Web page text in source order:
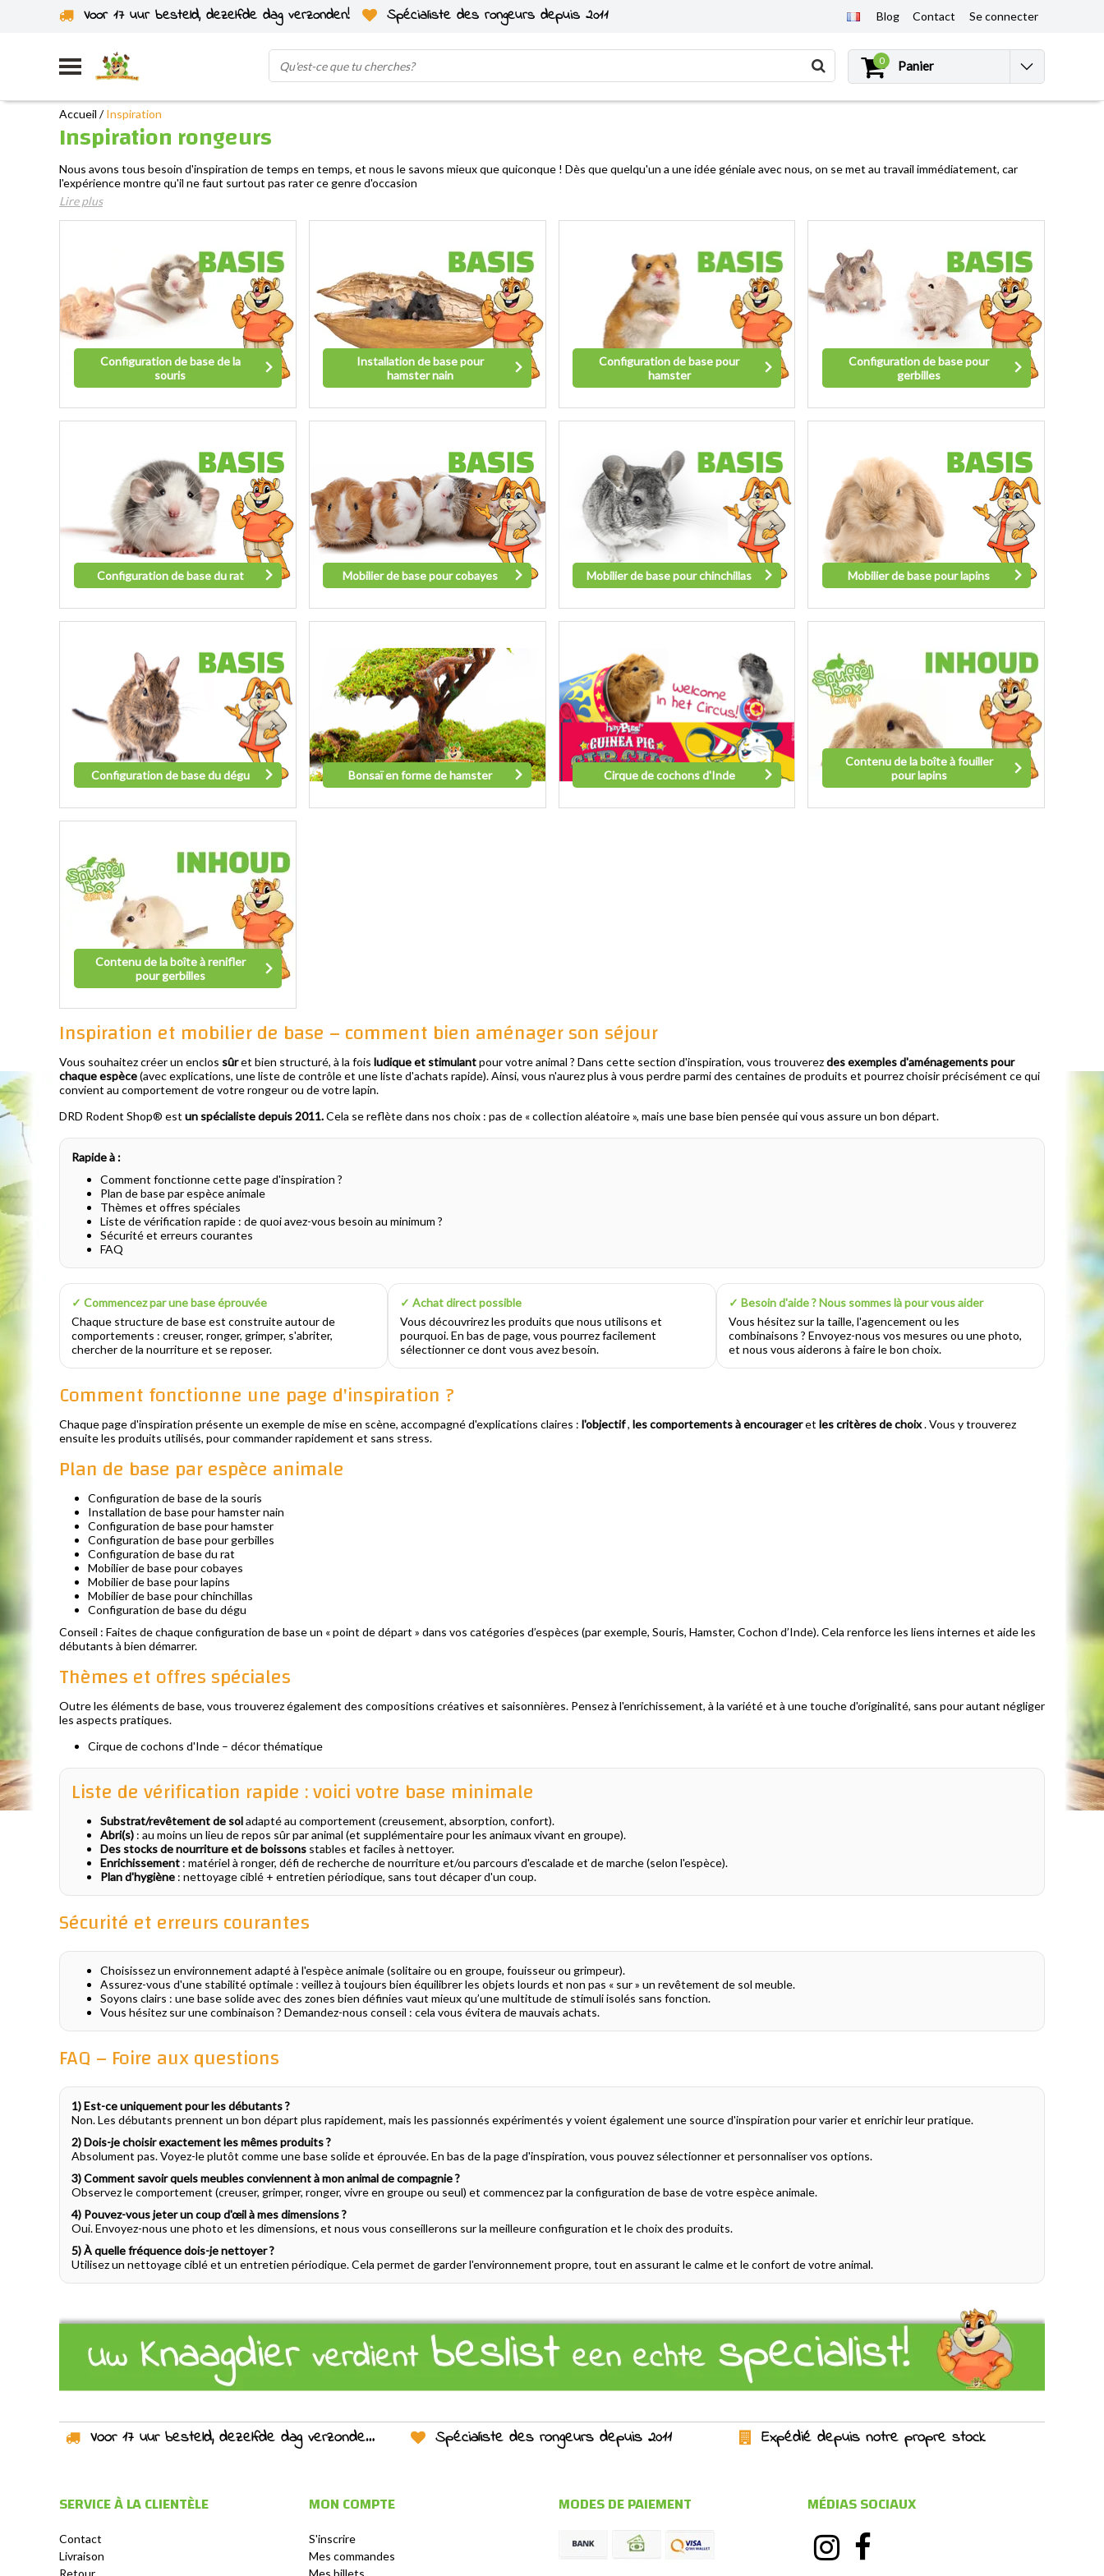
Voor 17 uur besteld, dezelfde dag verzonden!
Spécialiste des rongeurs depuis 2011
Expédié depuis notre propre stock
Blog Contact Se connecter
0 Panier
Accueil /Inspiration
Inspiration rongeurs
Nous avons tous besoin d'inspiration de temps en temps, et nous le savons mieux que quiconque ! Dès que quelqu'un a une idée géniale avec nous, on se met au travail immédiatement, car
l'expérience montre qu'il ne faut surtout pas rater ce genre d'occasion
Lire plus
Configuration de base de la
souris
Installation de base pour
hamster nain
Configuration de base pour
hamster
Configuration de base pour
gerbilles
Configuration de base du rat Mobilier de base pour cobayes Mobilier de base pour chinchillas Mobilier de base pour lapins
Configuration de base du dégu Bonsaï en forme de hamster Cirque de cochons d'Inde
Contenu de la boîte à fouiller
pour lapins
Contenu de la boîte à renifler
pour gerbilles
Inspiration et mobilier de base – comment bien aménager son séjour
Vous souhaitez créer un enclos sûret bien structuré, à la fois ludique et stimulantpour votre animal ? Dans cette section d'inspiration, vous trouverezdes exemples d'aménagements pour
chaque espèce(avec explications, une liste de contrôle et une liste d'achats rapide). Ainsi, vous n'aurez plus à vous perdre parmi des centaines de produits et pourrez choisir précisément ce qui
convient au comportement de votre rongeur ou de votre lapin.
DRD Rodent Shop® est un spécialiste depuis 2011.Cela se reflète dans nos choix : pas de « collection aléatoire », mais une base bien pensée qui vous assure un bon départ.
Rapide à :
Comment fonctionne cette page d'inspiration ?
Plan de base par espèce animale
Thèmes et offres spéciales
Liste de vérification rapide : de quoi avez-vous besoin au minimum ?
Sécurité et erreurs courantes
FAQ
✓ Commencez par une base éprouvée
Chaque structure de base est construite autour de
comportements : creuser, ronger, grimper, s'abriter,
chercher de la nourriture et se reposer.
✓ Achat direct possible
Vous découvrirez les produits que nous utilisons et
pourquoi. En bas de page, vous pourrez facilement
sélectionner ce dont vous avez besoin.
✓ Besoin d'aide ? Nous sommes là pour vous aider
Vous hésitez sur la taille, l'agencement ou les
combinaisons ? Envoyez-nous vos mesures ou une photo,
et nous vous aiderons à faire le bon choix.
Comment fonctionne une page d'inspiration ?
Chaque page d'inspiration présente un exemple de mise en scène, accompagné d'explications claires : l'objectif, les comportements à encourageret les critères de choix. Vous y trouverez
ensuite les produits utilisés, pour commander rapidement et sans stress.
Plan de base par espèce animale
Configuration de base de la souris
Installation de base pour hamster nain
Configuration de base pour hamster
Configuration de base pour gerbilles
Configuration de base du rat
Mobilier de base pour cobayes
Mobilier de base pour lapins
Mobilier de base pour chinchillas
Configuration de base du dégu
Conseil : Faites de chaque configuration de base un « point de départ » dans vos catégories d’espèces (par exemple, Souris, Hamster, Cochon d’Inde). Cela renforce les liens internes et aide les
débutants à bien démarrer.
Thèmes et offres spéciales
Outre les éléments de base, vous trouverez également des compositions créatives et saisonnières. Pensez à l'enrichissement, à la variété et à une touche d'originalité, sans pour autant négliger
les aspects pratiques.
Cirque de cochons d'Inde – décor thématique
Liste de vérification rapide : voici votre base minimale
Substrat/revêtement de soladapté au comportement (creusement, absorption, confort).
Abri(s) : au moins un lieu de repos sûr par animal (et supplémentaire pour les animaux vivant en groupe).
Des stocks de nourriture et de boissons stables et faciles à nettoyer.
Enrichissement : matériel à ronger, défi de recherche de nourriture et/ou parcours d'escalade et de marche (selon l'espèce).
Plan d'hygiène : nettoyage ciblé + entretien périodique, sans tout décaper d'un coup.
Sécurité et erreurs courantes
Choisissez un environnement adapté à l'espèce animale (solitaire ou en groupe, fouisseur ou grimpeur).
Assurez-vous d'une stabilité optimale : veillez à toujours bien équilibrer les objets lourds et non pas « sur » un revêtement de sol meuble.
Soyons clairs : une base solide avec des zones bien définies vaut mieux qu’une multitude de stimuli isolés sans fonction.
Vous hésitez sur une combinaison ? Demandez-nous conseil : cela vous évitera de mauvais achats.
FAQ – Foire aux questions
1) Est-ce uniquement pour les débutants ?
Non. Les débutants prennent un bon départ plus rapidement, mais les passionnés expérimentés y voient également une source d'inspiration pour varier et enrichir leur pratique.
2) Dois-je choisir exactement les mêmes produits ?
Absolument pas. Voyez-le plutôt comme une base solide et éprouvée. En bas de la page d'inspiration, vous pouvez sélectionner et personnaliser vos options.
3) Comment savoir quels meubles conviennent à mon animal de compagnie ?
Observez le comportement (creuser, grimper, ronger, vivre en groupe ou seul) et commencez par la configuration de base de votre espèce animale.
4) Pouvez-vous jeter un coup d'œil à mes dimensions ?
Oui. Envoyez-nous une photo et les dimensions, et nous vous conseillerons sur la meilleure configuration et le choix des produits.
5) À quelle fréquence dois-je nettoyer ?
Utilisez un nettoyage ciblé et un entretien périodique. Cela permet de garder l'environnement propre, tout en assurant le calme et le confort de votre animal.
Voor 17 uur besteld, dezelfde dag verzonden! Spécialiste des rongeurs depuis 2011 Expédié depuis notre propre stock
SERVICE À LA CLIENTÈLE
Contact
Livraison
MON COMPTE
S'inscrire
Mes commandes
MODES DE PAIEMENT MÉDIAS SOCIAUX